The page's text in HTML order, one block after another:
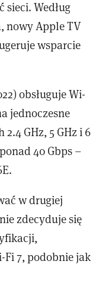
Według
nowy Apple TV
wsparcie
obsługuje Wi-
jednoczesne
GHz, 5 GHz i 6
40 Gbps –
w drugiej
zdecyduje się
Fi 7, podobnie jak